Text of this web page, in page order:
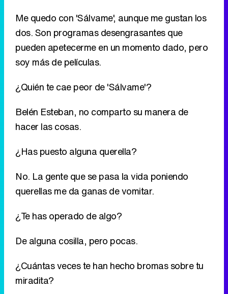
¿Quién te cae peor de 'Sálvame'?
Belén Esteban, no comparto su manera de
hacer las cosas.
¿Has puesto alguna querella?
No. La gente que se pasa la vida poniendo
querellas me da ganas de vomitar.
¿Te has operado de algo?
De alguna cosilla, pero pocas.
¿Cuántas veces te han hecho bromas sobre tu
miradita?
Muchas, por desgracia. La gente se pone un
poco pesada con ese tema. Eso que tengo en el
ojo es una especie de tic que me da cuando
pienso en algo muy específico. No es operable.